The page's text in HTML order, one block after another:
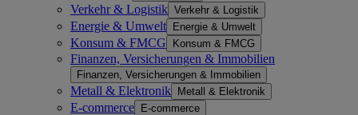
Verkehr & Logistik Verkehr & Logistik
Energie & Umwelt Energie & Umwelt
Konsum & FMCG Konsum & FMCG
Finanzen, Versicherungen & Immobilien
Finanzen, Versicherungen & Immobilien
Metall & Elektronik Metall & Elektronik
E-commerce E-commerce